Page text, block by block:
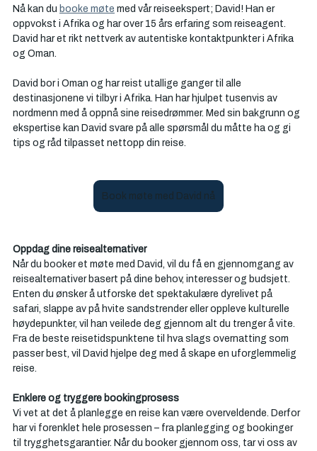
Nå kan du booke møte med vår reiseekspert; David! Han er
oppvokst i Afrika og har over 15 års erfaring som reiseagent.
David har et rikt nettverk av autentiske kontaktpunkter i Afrika
og Oman.
David bor i Oman og har reist utallige ganger til alle
destinasjonene vi tilbyr i Afrika. Han har hjulpet tusenvis av
nordmenn med å oppnå sine reisedrømmer. Med sin bakgrunn og
ekspertise kan David svare på alle spørsmål du måtte ha og gi
tips og råd tilpasset nettopp din reise.
Book møte med David nå
Oppdag dine reisealternativer
Når du booker et møte med David, vil du få en gjennomgang av
reisealternativer basert på dine behov, interesser og budsjett.
Enten du ønsker å utforske det spektakulære dyrelivet på
safari, slappe av på hvite sandstrender eller oppleve kulturelle
høydepunkter, vil han veilede deg gjennom alt du trenger å vite.
Fra de beste reisetidspunktene til hva slags overnatting som
passer best, vil David hjelpe deg med å skape en uforglemmelig
reise.
Enklere og tryggere bookingprosess
Vi vet at det å planlegge en reise kan være overveldende. Derfor
har vi forenklet hele prosessen – fra planlegging og bookinger
til trygghetsgarantier. Når du booker gjennom oss, tar vi oss av